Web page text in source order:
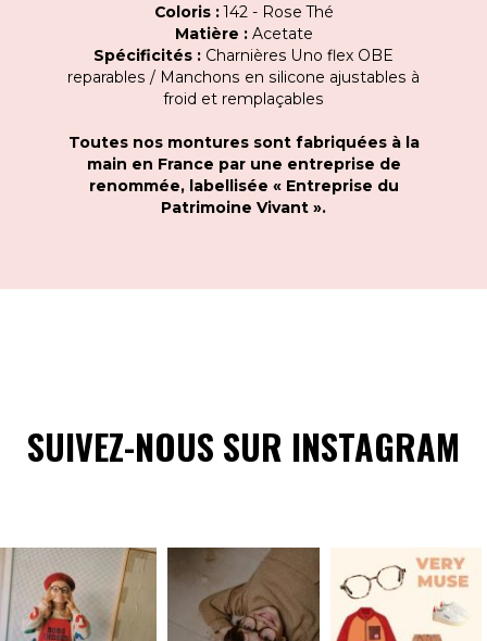
Coloris :142 - Rose Thé
Matière : Acetate
Spécificités : Charnières Uno flex OBE
reparables / Manchons en silicone ajustables à
froid et remplaçables
Toutes nos montures sont fabriquées à la
main en France par une entreprise de
renommée, labellisée « Entreprise du
Patrimoine Vivant ».
SUIVEZ-NOUS SUR INSTAGRAM